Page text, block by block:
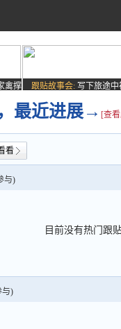
禽撑
跟贴故事会: 写下旅途
最近进展→ [查
看
与)
目前没有热门跟
与)